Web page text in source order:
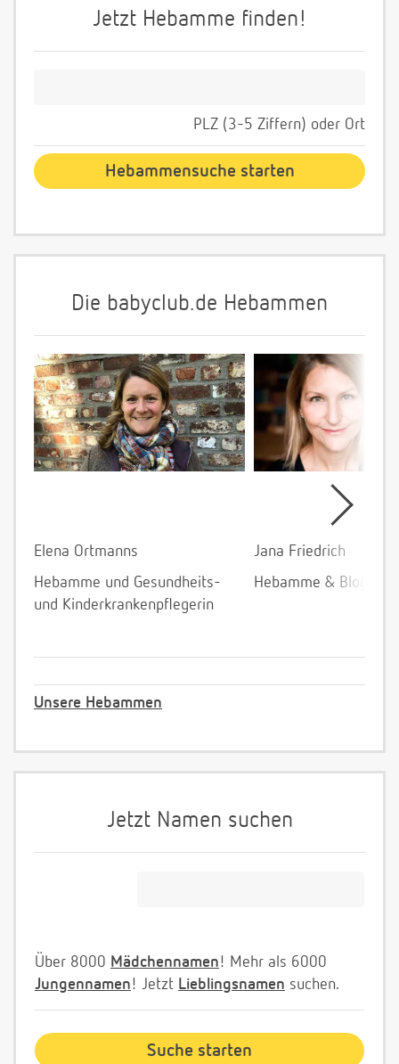
Jetzt Hebamme finden!
PLZ (3-5 Ziffern) oder Ort
Die babyclub.de Hebammen
Elena Ortmanns
Hebamme und Gesundheits-
und Kinderkrankenpflegerin
Jana Friedrich
Hebamme &
Unsere Hebammen
Jetzt Namen suchen
Über 8000 Mädchennamen! Mehr als 6000
Jungennamen! Jetzt Lieblingsnamen suchen.